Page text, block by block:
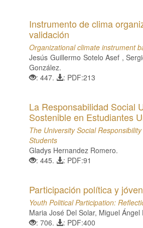
Instrumento de clima
validación
Organizational climate instrument
Jesús Guillermo Sotelo Asef ,
González.
: 447.
: PDF:213
La Responsabilidad Social
Sostenible en Estudiantes
The University Social
Students
Gladys Hernandez Romero.
: 445.
: PDF:91
Participación política y
Youth Political Participation:
Maria José Del Solar, Miguel
: 706.
: PDF:400